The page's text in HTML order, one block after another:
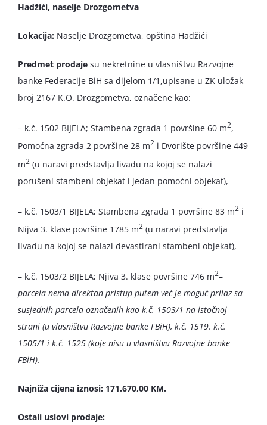
Hadžići, naselje Drozgometva
Lokacija: Naselje Drozgometva, opština Hadžići
Predmet prodaje su nekretnine u vlasništvu Razvojne
banke Federacije BiH sa dijelom 1/1,upisane u ZK uložak
broj 2167 K.O. Drozgometva, označene kao:
– k.č. 1502 BIJELA; Stambena zgrada 1 površine 60 m2,
Pomoćna zgrada 2 površine 28 m2 i Dvorište površine 449
m2 (u naravi predstavlja livadu na kojoj se nalazi
porušeni stambeni objekat i jedan pomoćni objekat),
– k.č. 1503/1 BIJELA; Stambena zgrada 1 površine 83 m2 i
Nijva 3. klase površine 1785 m2 (u naravi predstavlja
livadu na kojoj se nalazi devastirani stambeni objekat),
– k.č. 1503/2 BIJELA; Njiva 3. klase površine 746 m2–
parcela nema direktan pristup putem već je moguć prilaz sa
susjednih parcela označenih kao k.č. 1503/1 na istočnoj
strani (u vlasništvu Razvojne banke FBiH), k.č. 1519. k.č.
1505/1 i k.č. 1525 (koje nisu u vlasništvu Razvojne banke
FBiH).
Najniža cijena iznosi: 171.670,00 KM.
Ostali uslovi prodaje: